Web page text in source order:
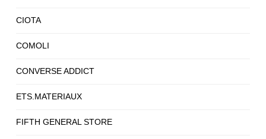
CIOTA
COMOLI
CONVERSE ADDICT
ETS.MATERIAUX
FIFTH GENERAL STORE